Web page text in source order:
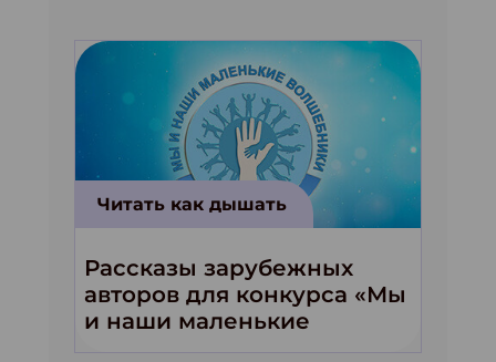
Читать как дышать
Рассказы зарубежных
авторов для конкурса «Мы
и наши маленькие
волшебники!»